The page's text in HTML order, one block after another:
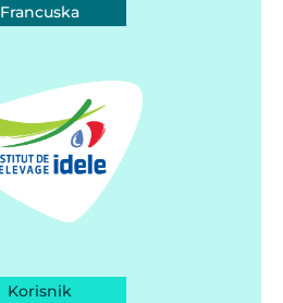
Francuska
Korisnik